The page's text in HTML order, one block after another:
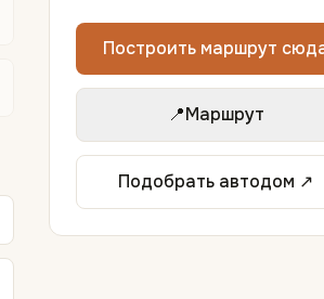
Построить маршрут
📍Маршрут
Подобрать автодом ↗